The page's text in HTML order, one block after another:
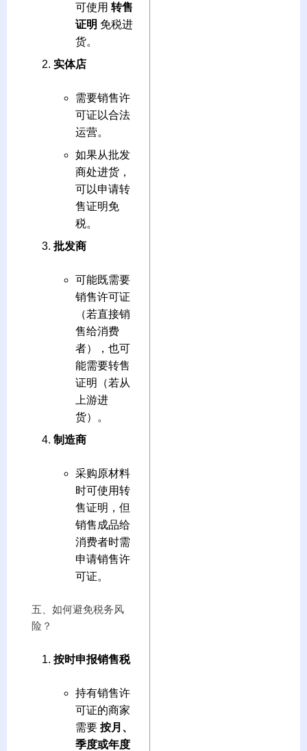
可使用 转售
证明 免税进
货。
实体店
需要销售许
可证以合法
运营。
如果从批发
商处进货，
可以申请转
售证明免
税。
批发商
可能既需要
销售许可证
（若直接销
售给消费
者），也可
能需要转售
证明（若从
上游进
货）。
制造商
采购原材料
时可使用转
售证明，但
销售成品给
消费者时需
申请销售许
可证。
五、如何避免税务风
险？
按时申报销售税
持有销售许
可证的商家
需要 按月、
季度或年度